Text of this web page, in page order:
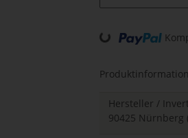
Loading...
Hersteller /
90425 Nürnberg